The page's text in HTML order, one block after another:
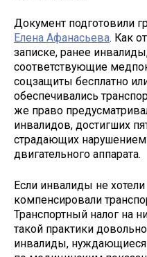
Документ подготовили
Елена Афанасьева. Как
записке, ранее
соответствующие
соцзащиты бесплатно
обеспечивались
же право
инвалидов, достигших
страдающих
двигательного аппарата.
Если инвалиды не
компенсировали
Транспортный налог на
такой практики
инвалиды, нуждающиеся